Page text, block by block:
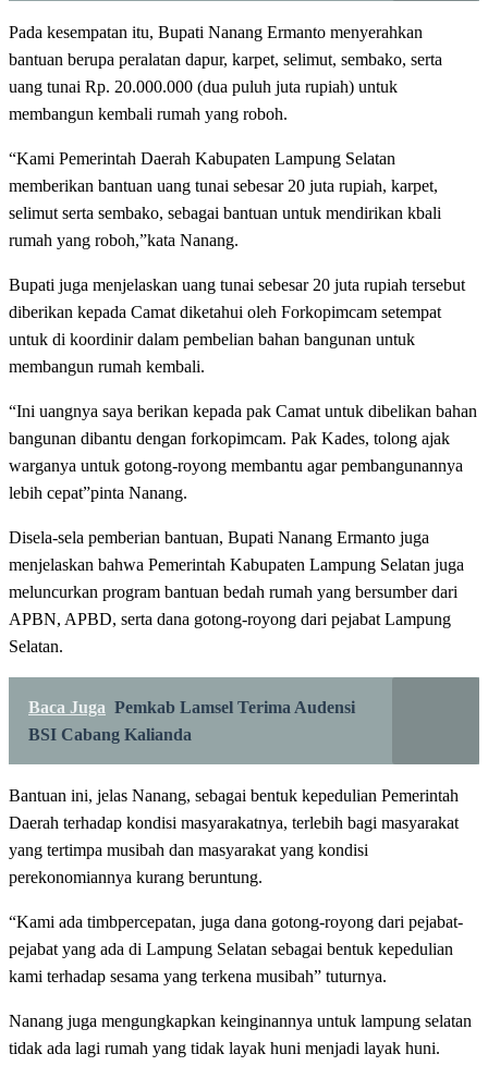
Pada kesempatan itu, Bupati Nanang Ermanto menyerahkan
bantuan berupa peralatan dapur, karpet, selimut, sembako, serta
uang tunai Rp. 20.000.000 (dua puluh juta rupiah) untuk
membangun kembali rumah yang roboh.
“Kami Pemerintah Daerah Kabupaten Lampung Selatan
memberikan bantuan uang tunai sebesar 20 juta rupiah, karpet,
selimut serta sembako, sebagai bantuan untuk mendirikan kbali
rumah yang roboh,”kata Nanang.
Bupati juga menjelaskan uang tunai sebesar 20 juta rupiah tersebut
diberikan kepada Camat diketahui oleh Forkopimcam setempat
untuk di koordinir dalam pembelian bahan bangunan untuk
membangun rumah kembali.
“Ini uangnya saya berikan kepada pak Camat untuk dibelikan bahan
bangunan dibantu dengan forkopimcam. Pak Kades, tolong ajak
warganya untuk gotong-royong membantu agar pembangunannya
lebih cepat”pinta Nanang.
Disela-sela pemberian bantuan, Bupati Nanang Ermanto juga
menjelaskan bahwa Pemerintah Kabupaten Lampung Selatan juga
meluncurkan program bantuan bedah rumah yang bersumber dari
APBN, APBD, serta dana gotong-royong dari pejabat Lampung
Selatan.
Baca Juga Pemkab Lamsel Terima Audensi
BSI Cabang Kalianda
Bantuan ini, jelas Nanang, sebagai bentuk kepedulian Pemerintah
Daerah terhadap kondisi masyarakatnya, terlebih bagi masyarakat
yang tertimpa musibah dan masyarakat yang kondisi
perekonomiannya kurang beruntung.
“Kami ada timbpercepatan, juga dana gotong-royong dari pejabat-
pejabat yang ada di Lampung Selatan sebagai bentuk kepedulian
kami terhadap sesama yang terkena musibah” tuturnya.
Nanang juga mengungkapkan keinginannya untuk lampung selatan
tidak ada lagi rumah yang tidak layak huni menjadi layak huni.